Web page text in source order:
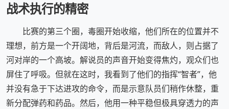
战术执行的精密
比赛的第三个圈，毒圈开始收缩，他们所在的位置并不
理想，前方是一个开阔地，背后是河流，而敌人，则占据了
河对岸的一个高坡。解说员的声音开始变得焦灼，观众们也
屏住了呼吸。但就在这时，我看到了他们的指挥“智者”，他
并没有急于下达进攻的命令，而是示意队员们稍作休整，重
新分配弹药和药品。然后，他用一种平稳但极具穿透力的声